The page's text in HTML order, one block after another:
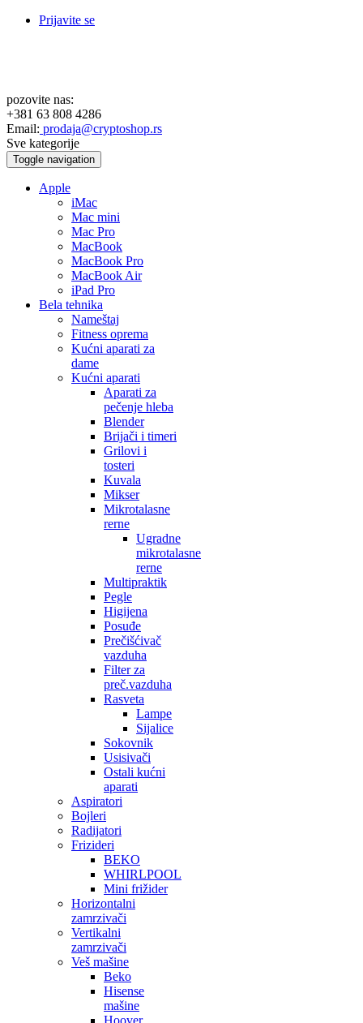
Prijavite se
pozovite nas:
+381 63 808 4286
Email: prodaja@cryptoshop.rs
Sve kategorije
Toggle navigation
Apple
iMac
Mac mini
Mac Pro
MacBook
MacBook Pro
MacBook Air
iPad Pro
Bela tehnika
Nameštaj
Fitness oprema
Kućni aparati za
dame
Kućni aparati
Aparati za
pečenje hleba
Blender
Brijači i timeri
Grilovi i
tosteri
Kuvala
Mikser
Mikrotalasne
rerne
Ugradne
mikrotalasne
rerne
Multipraktik
Pegle
Higijena
Posuđe
Prečišćivač
vazduha
Filter za
preč.vazduha
Rasveta
Lampe
Sijalice
Sokovnik
Usisivači
Ostali kućni
aparati
Aspiratori
Bojleri
Radijatori
Frizideri
BEKO
WHIRLPOOL
Mini frižider
Horizontalni
zamrzivači
Vertikalni
zamrzivači
Veš mašine
Beko
Hisense
mašine
Hoover